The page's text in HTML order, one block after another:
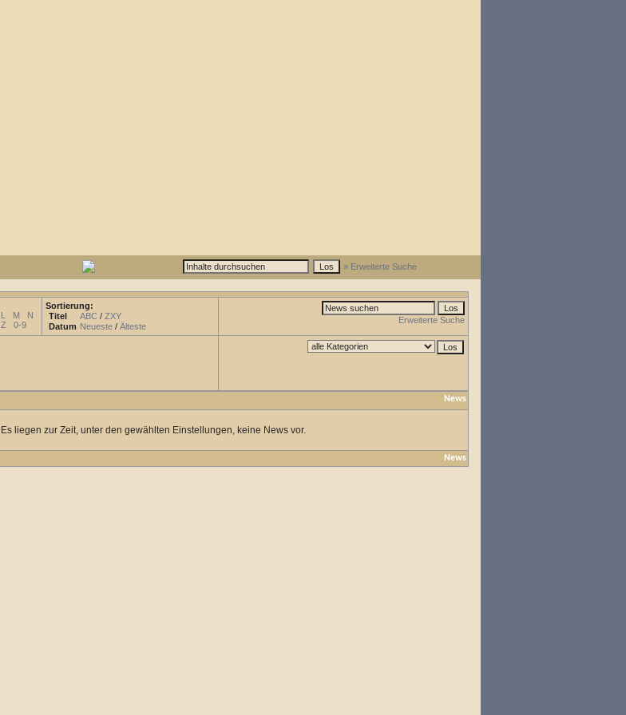
» Erweiterte Suche
L M
N
Z 0-9
Sortierung:
Titel
ABC / ZXY
Datum Neueste / Älteste
Erweiterte Suche
News
Es liegen zur Zeit, unter den gewählten Einstellungen, keine News vor.
News